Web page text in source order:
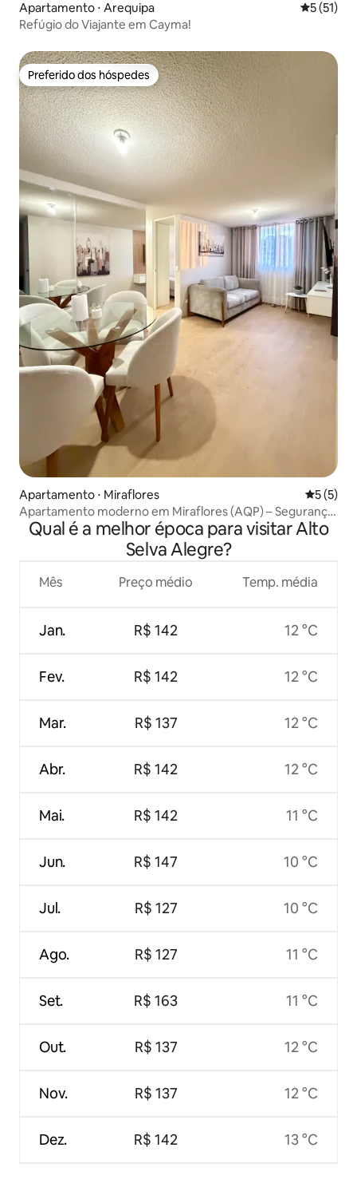
Apartamento ⋅ Arequipa 5 de uma
5 (51)
Refúgio do Viajante em Cayma!
Preferido dos hóspedes
Preferido dos hóspedes
Apartamento ⋅ Miraflores 5 de
5 (5)
Apartamento moderno em Miraflores (AQP) – Segurança
24h
Qual é a melhor época para visitar Alto
Selva Alegre?
Mês
Jan.
Fev.
Mar.
Abr.
Mai.
Jun.
Jul.
Ago.
Set.
Out.
Nov.
Dez.
Preço médio
R$ 142
R$ 142
R$ 137
R$ 142
R$ 142
R$ 147
R$ 127
R$ 127
R$ 163
R$ 137
R$ 137
R$ 142
Temp. média
12 °C
12 °C
12 °C
12 °C
11 °C
10 °C
10 °C
11 °C
11 °C
12 °C
12 °C
13 °C